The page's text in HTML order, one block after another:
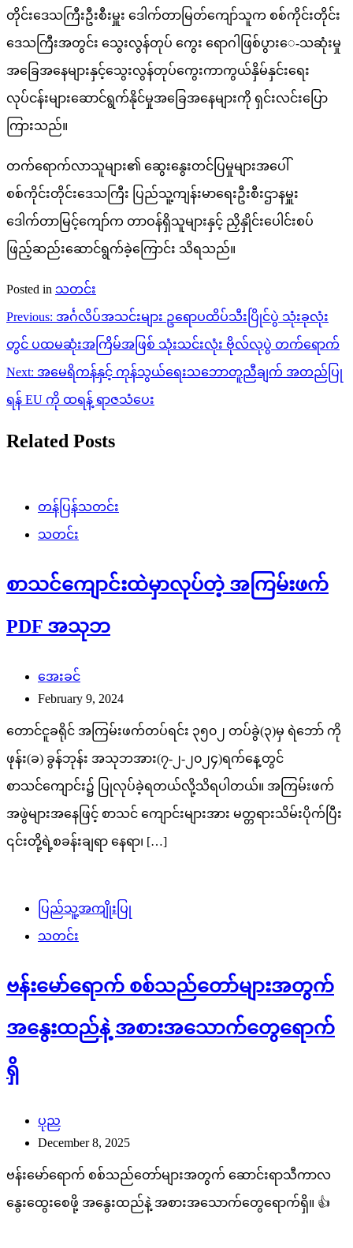
တိုင်းဒေသကြီးဦးစီးမှူး ဒေါက်တာမြတ်ကျော်သူက စစ်ကိုင်းတိုင်း
ဒေသကြီးအတွင်း သွေးလွန်တုပ် ကွေး ရောဂါဖြစ်ပွား‌ေ-သဆုံးမှု
အခြေအနေများနှင့်သွေးလွန်တုပ်ကွေးကာကွယ်နှိမ်နှင်းရေး
လုပ်ငန်းများဆောင်ရွက်နိုင်မှုအခြေအနေများကို ရှင်းလင်းပြော
ကြားသည်။
တက်ရောက်လာသူများ၏ ဆွေးနွေးတင်ပြမှုများအပေါ်
စစ်ကိုင်းတိုင်းဒေသကြီး ပြည်သူ့ကျန်းမာရေးဦးစီးဌာနမှူး
ဒေါက်တာမြင့်ကျော်က တာဝန်ရှိသူများနှင့် ညှိနှိုင်းပေါင်းစပ်
ဖြည့်ဆည်းဆောင်ရွက်ခဲ့ကြောင်း သိရသည်။
Posted in သတင်း
Post
navigation
Previous: အင်္ဂလိပ်အသင်းများ ဥရောပထိပ်သီးပြိုင်ပွဲ သုံးခုလုံး
တွင် ပထမဆုံးအကြိမ်အဖြစ် ‌သုံးသင်းလုံး ဗိုလ်လုပွဲ တက်‌ရောက်
Next: အမေရိကန်နှင့် ကုန်သွယ်ရေးသဘောတူညီချက် အတည်ပြု
ရန် EU ကို ထရန့် ရာဇသံပေး
Related Posts
တန်ပြန်သတင်း
သတင်း
စာသင်ကျောင်းထဲမှာလုပ်တဲ့ အကြမ်းဖက်
PDF အသုဘ
အေးခင်
February 9, 2024
တောင်ငူခရိုင် အကြမ်းဖက်တပ်ရင်း ၃၅၀၂ တပ်ခွဲ(၃)မှ ရဲဘော် ကို
ဖုန်း(ခ) ခွန်ဘုန်း အသုဘအား(၇-၂-၂၀၂၄)ရက်နေ့တွင်
စာသင်ကျောင်း၌ ပြုလုပ်ခဲ့ရတယ်လို့သိရပါတယ်။ အကြမ်းဖက်
အဖွဲများအနေဖြင့် စာသင် ကျောင်းများအား မတ္တရားသိမ်းပိုက်ပြီး
၎င်းတို့ရဲ့စခန်းချရာ နေရာ၊ […]
ပြည်သူ့အကျိုးပြု
သတင်း
ဗန်းမော်ရောက် စစ်သည်တော်များအတွက်
အနွေးထည်နဲ့ အစားအသောက်တွေရောက်
ရှိ
ပုည
December 8, 2025
ဗန်းမော်ရောက် စစ်သည်တော်များအတွက် ဆောင်းရာသီကာလ
နွေးထွေးစေဖို့ အနွေးထည်နဲ့ အစားအသောက်တွေရောက်ရှိ။ 👍